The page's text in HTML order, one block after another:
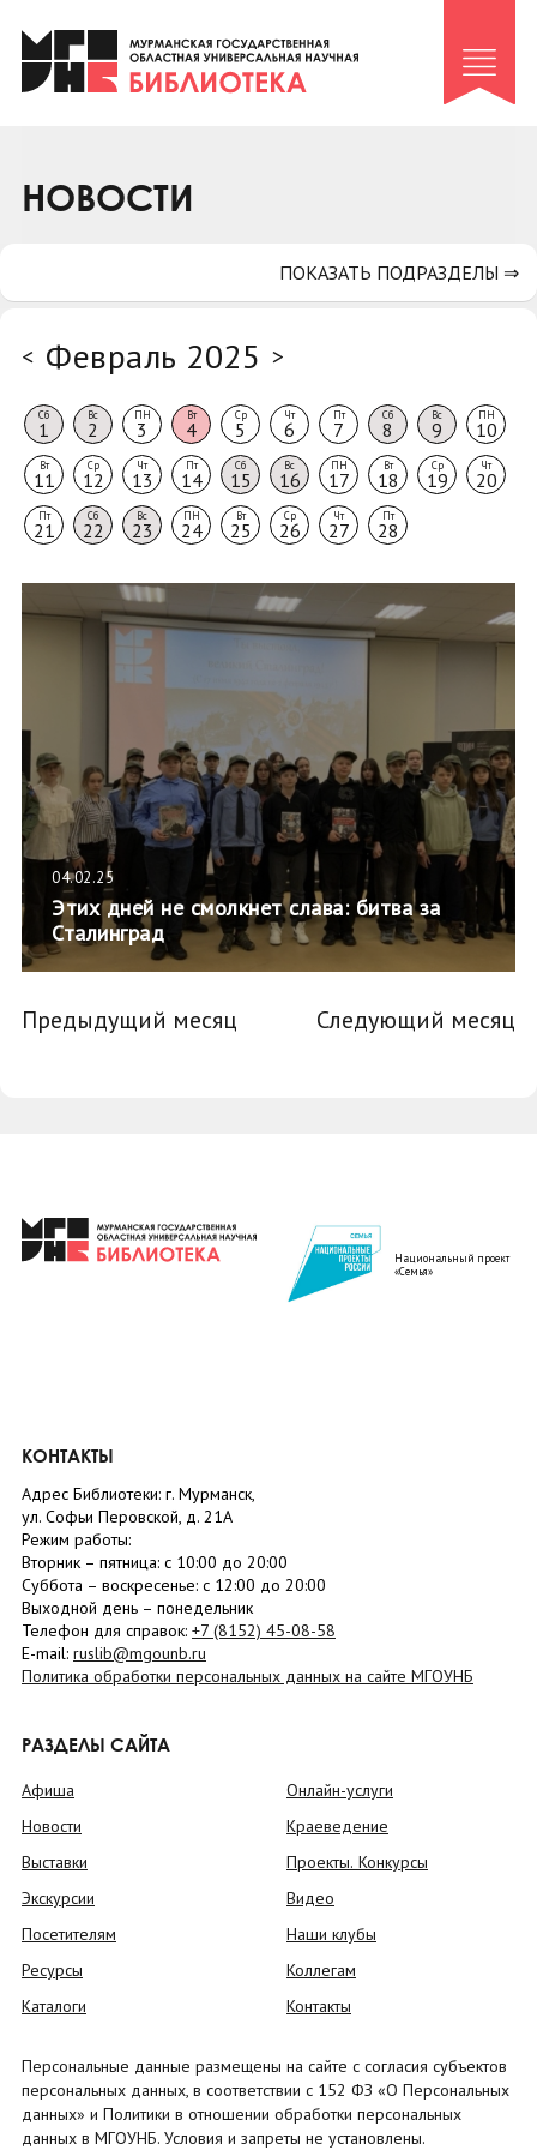
Клуб «Гиря и сельдерей»
Клуб «Семейный архив»
Коллегам
НОВОСТИ
< Февраль 2025 >
Сб
1
Вс
2
ПН
3
Вт
4
Ср
5
Чт
6
Пт
7
Сб
8
Вс
9
ПН
10
Вт
11
Ср
12
Чт
13
Пт
14
Сб
15
Вс
16
ПН
17
Вт
18
Ср
19
Чт
20
Пт
21
Сб
22
Вс
23
ПН
24
Вт
25
Ср
26
Чт
27
Пт
28
04.02.25
Этих дней не смолкнет слава: битва за
Сталинград
Предыдущий месяц Следующий месяц
ПОКАЗАТЬ ПОДРАЗДЕЛЫ ⇒
Национальный проект
«Семья»
КОНТАКТЫ
Адрес Библиотеки: г. Мурманск,
ул. Софьи Перовской, д. 21А
Режим работы:
Вторник – пятница: с 10:00 до 20:00
Суббота – воскресенье: c 12:00 до 20:00
Выходной день – понедельник
Телефон для справок: +7 (8152) 45-08-58
E-mail: ruslib@mgounb.ru
Политика обработки персональных данных на сайте МГОУНБ
РАЗДЕЛЫ САЙТА
Афиша
Новости
Выставки
Экскурсии
Посетителям
Ресурсы
Каталоги
Онлайн-услуги
Краеведение
Проекты. Конкурсы
Видео
Наши клубы
Коллегам
Контакты
Персональные данные размещены на сайте с согласия субъектов
персональных данных, в соответствии с 152 ФЗ «О Персональных
данных» и Политики в отношении обработки персональных
данных в МГОУНБ. Условия и запреты не установлены.